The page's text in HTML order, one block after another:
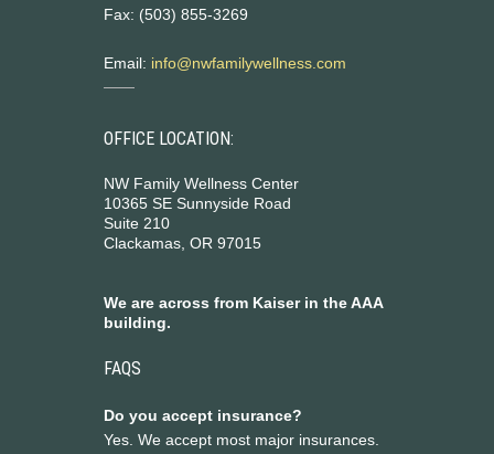
Fax: (503) 855-3269
Email: info@nwfamilywellness.com
OFFICE LOCATION:
NW Family Wellness Center
10365 SE Sunnyside Road
Suite 210
Clackamas, OR 97015
We are across from Kaiser in the AAA
building.
FAQS
Do you accept insurance?
Yes. We accept most major insurances.